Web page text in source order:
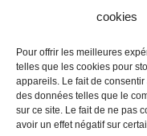
cookies
Pour offrir les meilleures
telles que les cookies pour
appareils. Le fait de
des données telles que le
sur ce site. Le fait de ne pas
avoir un effet négatif sur
Actus & News